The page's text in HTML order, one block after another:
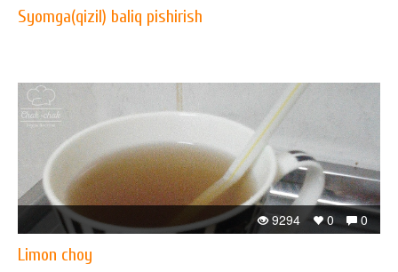
Syomga(qizil) baliq pishirish
0
0
9294
Limon choy